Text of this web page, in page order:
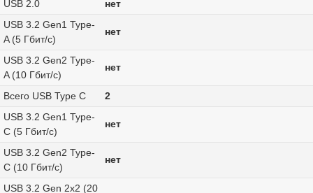
USB 2.0
нет
USB 3.2 Gen1 Type-
A (5 Гбит/с)
нет
USB 3.2 Gen2 Type-
A (10 Гбит/с)
нет
Всего USB Type C
2
USB 3.2 Gen1 Type-
C (5 Гбит/с)
нет
USB 3.2 Gen2 Type-
C (10 Гбит/с)
нет
USB 3.2 Gen 2x2 (20